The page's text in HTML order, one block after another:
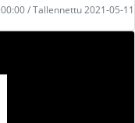
/ Tallennettu 2021-05-11